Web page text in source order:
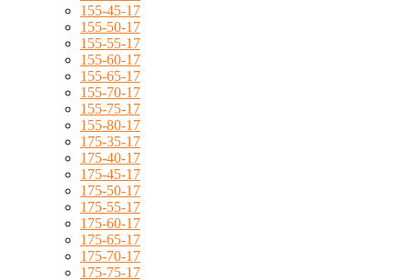
155-45-17
155-50-17
155-55-17
155-60-17
155-65-17
155-70-17
155-75-17
155-80-17
175-35-17
175-40-17
175-45-17
175-50-17
175-55-17
175-60-17
175-65-17
175-70-17
175-75-17